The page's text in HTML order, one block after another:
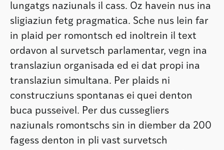
lungatgs naziunals il cass. Oz havein nus ina
sligiaziun fetg pragmatica. Sche nus lein far
in plaid per romontsch ed inoltrein il text
ordavon al survetsch parlamentar, vegn ina
translaziun organisada ed ei dat propi ina
translaziun simultana. Per plaids ni
construcziuns spontanas ei quei denton
buca pusseivel. Per dus cussegliers
naziunals romontschs sin in diember da 200
fagess denton in pli vast survetsch